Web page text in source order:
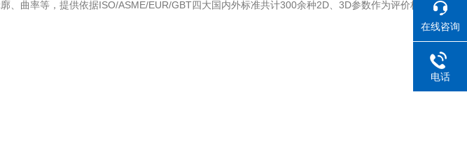
曲率等，提供依据ISO/ASME/EUR/GBT四大国内外标准共计300余种2D、3D参数作为评价标准。
在线咨询
电话